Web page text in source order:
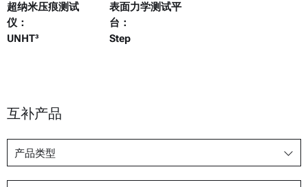
超纳米压痕测试
仪：
UNHT³
表面力学测试平
台：
Step
互补产品
产品类型